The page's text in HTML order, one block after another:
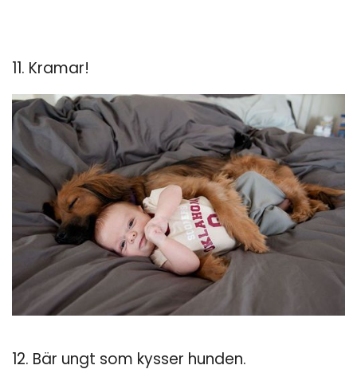
11. Kramar!
12. Bär ungt som kysser hunden.